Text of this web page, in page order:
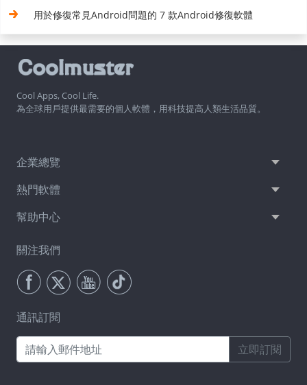
用於修復常見Android問題的 7 款Android修復軟體
Cool Apps, Cool Life.
為全球用戶提供最需要的個人軟體，用科技提高人類生活品質。
企業總覽
熱門軟體
幫助中心
關注我們
通訊訂閱
立即訂閱